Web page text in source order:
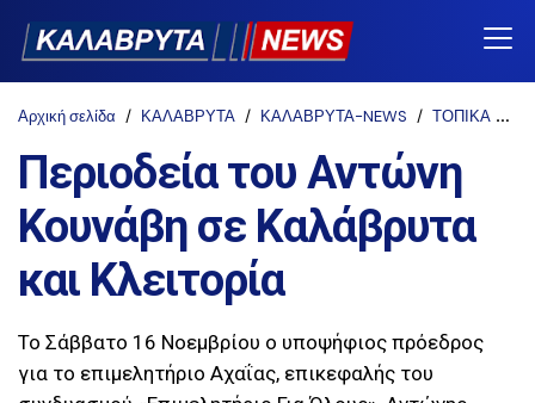
Αρχική σελίδα ΚΑΛΑΒΡΥΤΑ ΚΑΛΑΒΡΥΤΑ-NEWS ΤΟΠΙΚΑ
Περιοδεία του Αντώνη
Κουνάβη σε Καλάβρυτα
και Κλειτορία
Το Σάββατο 16 Νοεμβρίου ο υποψήφιος πρόεδρος
για το επιμελητήριο Αχαΐας, επικεφαλής του